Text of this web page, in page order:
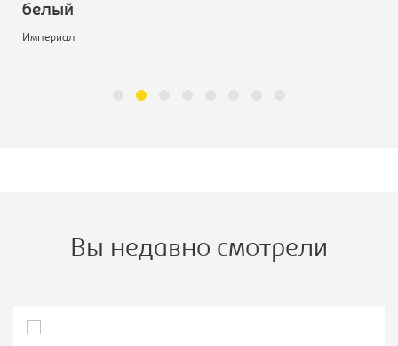
белый
Империал
Вы недавно смотрели